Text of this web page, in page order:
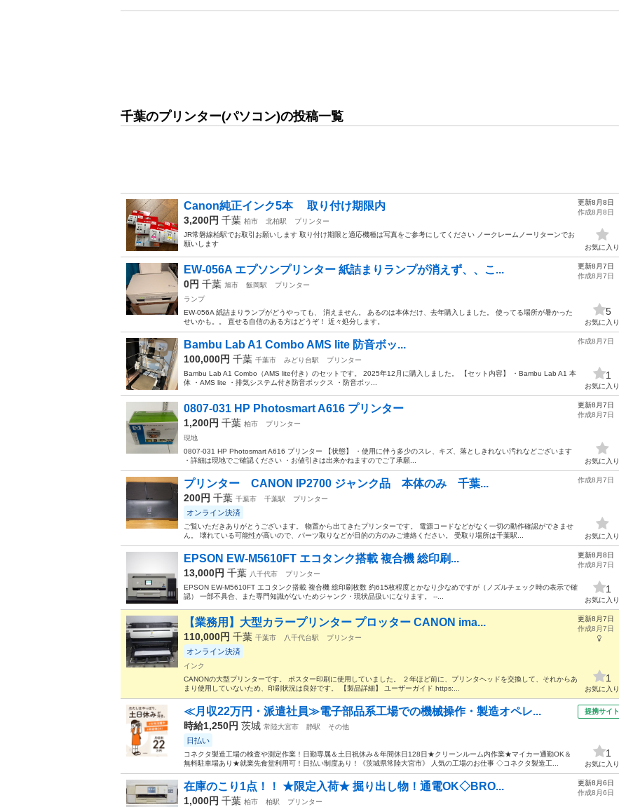
千葉のプリンター(パソコン)の投稿一覧
Canon純正インク5本 取り付け期限内
3,200円 千葉 柏市 北柏駅
プリンター
JR常磐線柏駅でお取引お願いします 取り付け期限と適応機種は写真をご参考にしてください ノークレームノーリターンでお
願いします
更新8月8日
作成8月8日
お気に入り
EW-056A エプソンプリンター 紙詰まりランプが消えず、、こ...
0円 千葉 旭市 飯岡駅
プリンター
ランプ
EW-056A 紙詰まりランプがどうやっても、 消えません。 あるのは本体だけ、去年購入しました。 使ってる場所が暑かった
せいかも。。 直せる自信のある方はどうぞ！ 近々処分します。
更新8月7日
作成8月7日
5
お気に入り
Bambu Lab A1 Combo AMS lite 防音ボッ...
100,000円 千葉 千葉市 みどり台駅
プリンター
Bambu Lab A1 Combo（AMS lite付き）のセットです。 2025年12月に購入しました。 【セット内容】 ・Bambu Lab A1 本
体 ・AMS lite ・排気システム付き防音ボックス ・防音ボッ...
作成8月7日
1
お気に入り
0807-031 HP Photosmart A616 プリンター
1,200円 千葉 柏市
プリンター
現地
0807-031 HP Photosmart A616 プリンター 【状態】 ・使用に伴う多少のスレ、キズ、落としきれない汚れなどございます
・詳細は現地でご確認ください ・お値引きは出来かねますのでご了承願...
更新8月7日
作成8月7日
お気に入り
プリンター CANON IP2700 ジャンク品 本体のみ 千葉...
200円 千葉 千葉市 千葉駅 プリンター
オンライン決済
ご覧いただきありがとうございます。 物置から出てきたプリンターです。 電源コードなどがなく一切の動作確認ができませ
ん。 壊れている可能性が高いので、パーツ取りなどが目的の方のみご連絡ください。 受取り場所は千葉駅...
作成8月7日
お気に入り
EPSON EW-M5610FT エコタンク搭載 複合機 総印刷...
13,000円 千葉 八千代市
プリンター
EPSON EW-M5610FT エコタンク搭載 複合機 総印刷枚数 約615枚程度とかなり少なめですが（ノズルチェック時の表示で確
認） 一部不具合、また専門知識がないためジャンク・現状品扱いになります。 --...
更新8月8日
作成8月7日
1
お気に入り
【業務用】大型カラープリンター プロッター CANON ima...
110,000円 千葉 千葉市 八千代台駅 プリンター
オンライン決済
インク
CANONの大型プリンターです。 ポスター印刷に使用していました。 ２年ほど前に、プリンタヘッドを交換して、それからあ
まり使用していないため、印刷状況は良好です。 【製品詳細】 ユーザーガイド https:...
更新8月7日
作成8月7日
1
お気に入り
≪月収22万円・派遣社員≫電子部品系工場での機械操作・製造オペレ...
時給1,250円 茨城 常陸大宮市 静駅 その他
日払い
コネクタ製造工場の検査や測定作業！日勤専属＆土日祝休み＆年間休日128日★クリーンルーム内作業★マイカー通勤OK＆
無料駐車場あり★就業先食堂利用可！日払い制度あり！《茨城県常陸大宮市》 人気の工場のお仕事 ◇コネクタ製造工...
提携サイト
1
お気に入り
在庫のこり1点！！ ★限定入荷★ 掘り出し物！通電OK◇BRO...
1,000円 千葉 柏市 柏駅
プリンター
更新8月6日
作成8月6日